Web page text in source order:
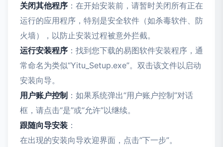
关闭其他程序 ：在开始安装前，请暂时关闭所有正在
运行的应用程序，特别是安全软件（如杀毒软件、防
火墙），以防止安装过程被意外拦截。
运行安装程序 ：找到您下载的易图软件安装程序，通
常命名为类似“Yitu_Setup.exe”。双击该文件以启动
安装向导。
用户账户控制 ：如果系统弹出“用户账户控制”对话
框，请点击“是”或“允许”以继续。
跟随向导安装 ：
在出现的安装向导欢迎界面，点击“下一步”。